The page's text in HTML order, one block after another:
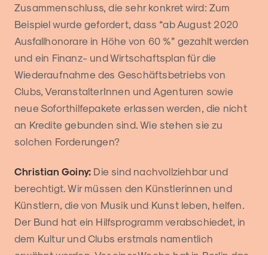
Zusammenschluss, die sehr konkret wird: Zum
Beispiel wurde gefordert, dass “ab August 2020
Ausfallhonorare in Höhe von 60 %” gezahlt werden
und ein Finanz- und Wirtschaftsplan für die
Wiederaufnahme des Geschäftsbetriebs von
Clubs, VeranstalterInnen und Agenturen sowie
neue Soforthilfepakete erlassen werden, die nicht
an Kredite gebunden sind. Wie stehen sie zu
solchen Forderungen?
Christian Goiny: Die sind nachvollziehbar und
berechtigt. Wir müssen den Künstlerinnen und
Künstlern, die von Musik und Kunst leben, helfen.
Der Bund hat ein Hilfsprogramm verabschiedet, in
dem Kultur und Clubs erstmals namentlich